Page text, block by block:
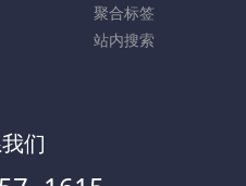
聚合标签
站内搜索
们